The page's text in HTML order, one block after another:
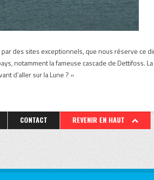
des sites exceptionnels, que nous réserve ce
notamment la fameuse cascade de Dettifoss.
d’aller sur la Lune ? »
CONTACT REVENIR EN HAUT